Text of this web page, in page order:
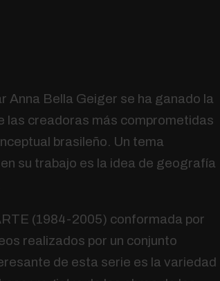
Anna Bella Geiger se ha ganado la
las creadoras más comprometidas
brasileño. Un tema
su trabajo es la idea de geografía
(1984-2005) conformada por
realizados por un conjunto
de esta serie es la variedad